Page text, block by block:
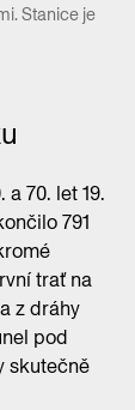
Stanice je
70. let 19.
791
trať na
z dráhy
pod
skutečně